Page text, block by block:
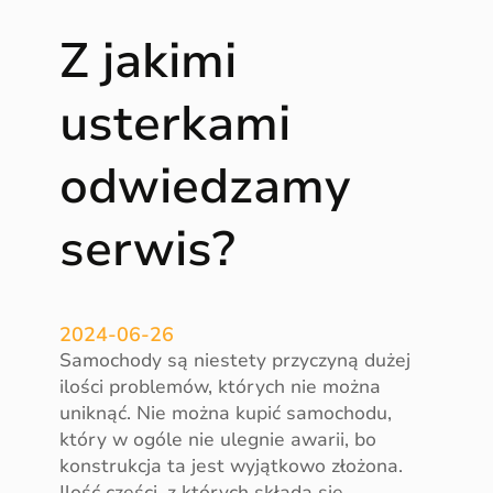
c
h
d
w
w
l
ą
z
n
o
r
m
Z jakimi
usterkami
odwiedzamy
serwis?
2024-06-26
Samochody są niestety przyczyną dużej
ilości problemów, których nie można
uniknąć. Nie można kupić samochodu,
który w ogóle nie ulegnie awarii, bo
konstrukcja ta jest wyjątkowo złożona.